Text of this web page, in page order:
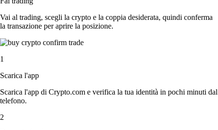
Vai al trading, scegli la crypto e la coppia desiderata, quindi conferma
la transazione per aprire la posizione.
1
Scarica l'app
Scarica l'app di Crypto.com e verifica la tua identità in pochi minuti dal
telefono.
2